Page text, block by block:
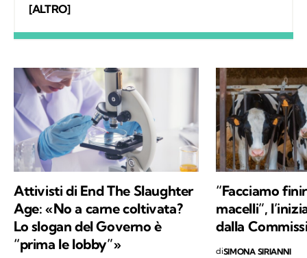
e collaborando a importanti indagini. Autore,
tutela, collaboro con giornali, televisioni e
organizzazioni anche internazionali.
[ALTRO]
Attivisti di End The Slaughter
Age: «No a carne coltivata?
Lo slogan del Governo è
“prima le lobby”»
“Facciamo
macelli”,
dalla
diSIMONA SIRIANNI